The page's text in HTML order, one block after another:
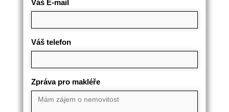
Váš E-mail
Váš telefon
Zpráva pro makléře